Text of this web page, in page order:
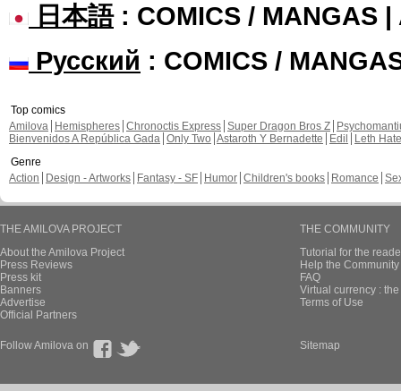
日本語: COMICS / MANGAS |
Русский : COMICS /
Top comics
Amilova
Hemispheres Chronoctis Express Super Dragon Bros Z
Bienvenidos A República Gada Only Two Astaroth Y Bernadette Edil
Leth Hate
Genre
Action
Design - Artworks Fantasy - SF Humor Children's books Romance
THE AMILOVA PROJECT
About the Amilova Project
Press Reviews
Press kit
Banners
Advertise
Official Partners
THE COMMUNITY
Tutorial for the
Help the
FAQ
Virtual currency :
Terms of Use
Follow Amilova on Sitemap